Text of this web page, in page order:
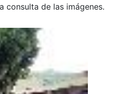
consulta de las imágenes.